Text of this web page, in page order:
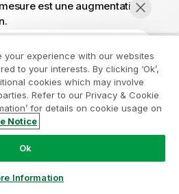
Discuter maintenant
est une augmentation
la dimension pour
de période détaillés
la mesure pour laquelle
les changements de
: sélectionnez la période
pouvez ajuster la période
de nouvelles
1ouPériode 2
your experience with our websites
to your interests. By clicking ‘Ok’,
cookies which may involve
Refer to our Privacy & Cookie
for details on cookie usage on
Notice
Ok
Information